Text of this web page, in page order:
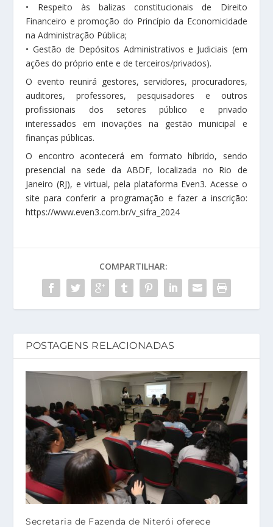
• Respeito às balizas constitucionais de Direito
Financeiro e promoção do Princípio da Economicidade
na Administração Pública;
• Gestão de Depósitos Administrativos e Judiciais (em
ações do próprio ente e de terceiros/privados).
O evento reunirá gestores, servidores, procuradores,
auditores, professores, pesquisadores e outros
profissionais dos setores público e privado
interessados em inovações na gestão municipal e
finanças públicas.
O encontro acontecerá em formato híbrido, sendo
presencial na sede da ABDF, localizada no Rio de
Janeiro (RJ), e virtual, pela plataforma Even3. Acesse o
site para conferir a programação e fazer a inscrição:
https://www.even3.com.br/v_sifra_2024
COMPARTILHAR:
POSTAGENS RELACIONADAS
Secretaria de Fazenda de Niterói oferece